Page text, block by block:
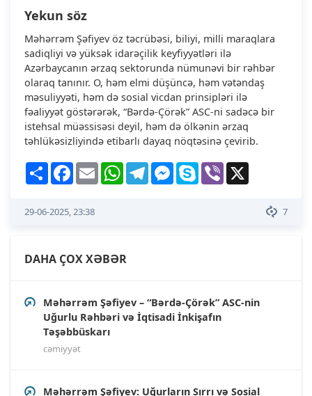
Yekun söz
Məhərrəm Şəfiyev öz təcrübəsi, biliyi, milli maraqlara
sadiqliyi və yüksək idarəçilik keyfiyyətləri ilə
Azərbaycanın ərzaq sektorunda nümunəvi bir rəhbər
olaraq tanınır. O, həm elmi düşüncə, həm vətəndaş
məsuliyyəti, həm də sosial vicdan prinsipləri ilə
fəaliyyət göstərərək, “Bərdə-Çörək” ASC-ni sadəcə bir
istehsal müəssisəsi deyil, həm də ölkənin ərzaq
təhlükəsizliyində etibarlı dayaq nöqtəsinə çevirib.
Share Facebook
Email WhatsAppTelegramMessenger
Skype Viber
7
29-06-2025, 23:38
DAHA ÇOX XƏBƏR
Məhərrəm Şəfiyev – “Bərdə-Çörək” ASC-nin
Uğurlu Rəhbəri və İqtisadi İnkişafın
Təşəbbüskarı
cəmiyyət
Məhərrəm Şəfiyev: Uğurların Sırrı və Sosial